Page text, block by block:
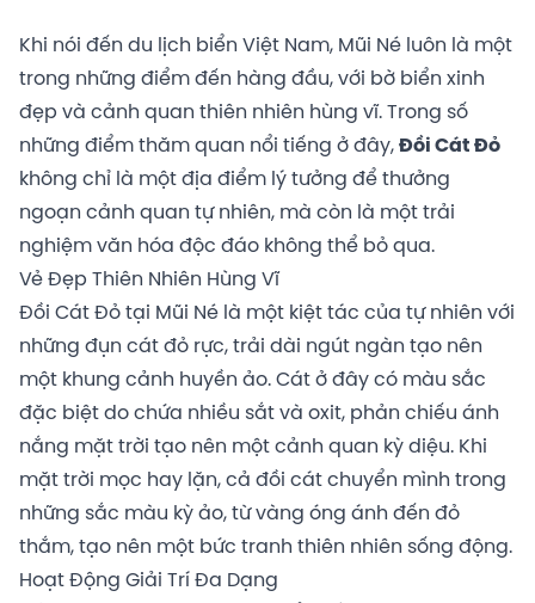
Khi nói đến du lịch biển Việt Nam, Mũi Né luôn là một
trong những điểm đến hàng đầu, với bờ biển xinh
đẹp và cảnh quan thiên nhiên hùng vĩ. Trong số
những điểm thăm quan nổi tiếng ở đây, Đồi Cát Đỏ
không chỉ là một địa điểm lý tưởng để thưởng
ngoạn cảnh quan tự nhiên, mà còn là một trải
nghiệm văn hóa độc đáo không thể bỏ qua.
Vẻ Đẹp Thiên Nhiên Hùng Vĩ
Đồi Cát Đỏ tại Mũi Né là một kiệt tác của tự nhiên với
những đụn cát đỏ rực, trải dài ngút ngàn tạo nên
một khung cảnh huyền ảo. Cát ở đây có màu sắc
đặc biệt do chứa nhiều sắt và oxit, phản chiếu ánh
nắng mặt trời tạo nên một cảnh quan kỳ diệu. Khi
mặt trời mọc hay lặn, cả đồi cát chuyển mình trong
những sắc màu kỳ ảo, từ vàng óng ánh đến đỏ
thắm, tạo nên một bức tranh thiên nhiên sống động.
Hoạt Động Giải Trí Đa Dạng